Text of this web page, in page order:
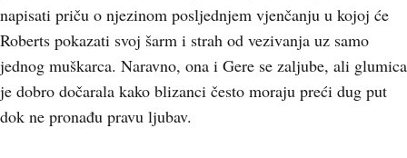
napisati priču o njezinom posljednjem vjenčanju u kojoj će
Roberts pokazati svoj šarm i strah od vezivanja uz samo
jednog muškarca. Naravno, ona i Gere se zaljube, ali glumica
je dobro dočarala kako blizanci često moraju preći dug put
dok ne pronađu pravu ljubav.